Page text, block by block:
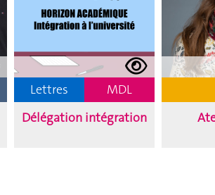
Lettres
MDL
Délégation intégration